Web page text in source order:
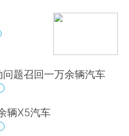
题召回一万余辆汽车
辆X5汽车